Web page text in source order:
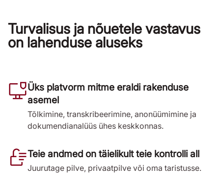
Turvalisus ja nõuetele vastavus
on lahenduse aluseks
Üks platvorm mitme eraldi rakenduse
asemel
Tõlkimine, transkribeerimine, anonüümimine ja
dokumendianalüüs ühes keskkonnas.
Teie andmed on täielikult teie kontrolli all
Juurutage pilve, privaatpilve või oma taristusse.